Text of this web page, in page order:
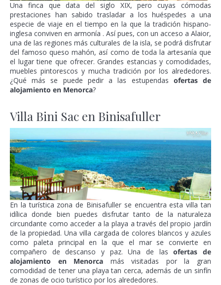
Una finca que data del siglo XIX, pero cuyas cómodas
prestaciones han sabido trasladar a los huéspedes a una
especie de viaje en el tiempo en la que la tradición hispano-
inglesa conviven en armonía . Así pues, con un acceso a Alaior,
una de las regiones más culturales de la isla, se podrá disfrutar
del famoso queso mahón, así como de toda la artesanía que
el lugar tiene que ofrecer. Grandes estancias y comodidades,
muebles pintorescos y mucha tradición por los alrededores.
¿Qué más se puede pedir a las estupendas ofertas de
alojamiento en Menorca?
Villa Bini Sac en Binisafuller
En la turística zona de Binisafuller se encuentra esta villa tan
idílica donde bien puedes disfrutar tanto de la naturaleza
circundante como acceder a la playa a través del propio jardín
de la propiedad. Una villa cargada de colores blancos y azules
como paleta principal en la que el mar se convierte en
compañero de descanso y paz. Una de lasofertas de
alojamiento en Menorca más visitadas por la gran
comodidad de tener una playa tan cerca, además de un sinfín
de zonas de ocio turístico por los alrededores.